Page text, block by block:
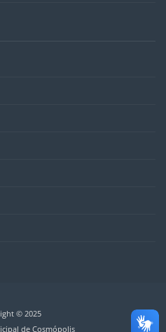
© 2025
de Cosmópolis